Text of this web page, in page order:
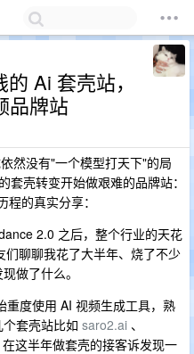
Ai 套壳站，
品牌站
然没有"一个模型打天下"的局
壳转变开始做艰难的品牌站：
的真实分享：
2.0 之后，整个行业的天花
聊聊我花了大半年、烧了不少
做了什么。
重度使用 AI 视频生成工具，熟
套壳站比如 saro2.ai 、
这半年做套壳的接客诉发现一